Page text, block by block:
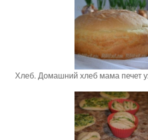
Хлеб. Домашний хлеб мама печет